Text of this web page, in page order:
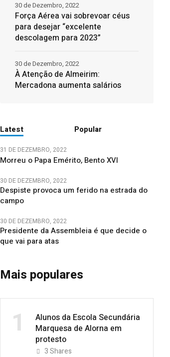
Força Aérea vai sobrevoar céus
para desejar “excelente
descolagem para 2023”
30 de Dezembro, 2022
À Atenção de Almeirim:
Mercadona aumenta salários
30 de Dezembro, 2022
Latest Popular
31 DE DEZEMBRO, 2022
Morreu o Papa Emérito, Bento XVI
30 DE DEZEMBRO, 2022
Despiste provoca um ferido na estrada do
campo
30 DE DEZEMBRO, 2022
Presidente da Assembleia é que decide o
que vai para atas
Mais populares
1
Alunos da Escola Secundária
Marquesa de Alorna em
protesto
3Shares